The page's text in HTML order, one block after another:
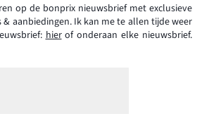
op de bonprix nieuwsbrief met exclusieve
aanbiedingen. Ik kan me te allen tijde weer
hierof onderaan elke nieuwsbrief.